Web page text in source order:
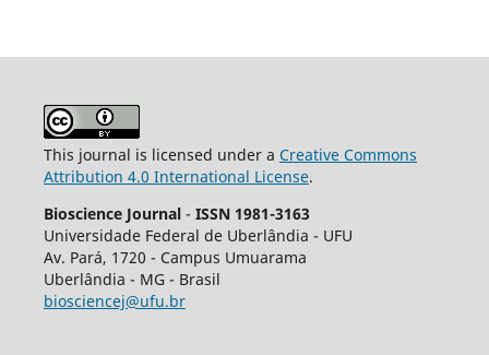
This journal is licensed under a Creative Commons
Attribution 4.0 International License.
Bioscience Journal - ISSN 1981-3163
Universidade Federal de Uberlândia - UFU
Av. Pará, 1720 - Campus Umuarama
Uberlândia - MG - Brasil
biosciencej@ufu.br